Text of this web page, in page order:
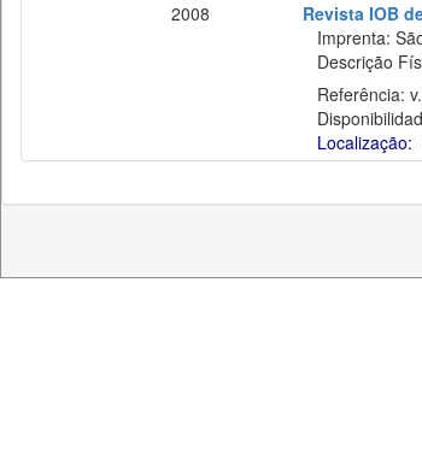
2008
Revista IOB
Imprenta:
Descrição
Referência:
Localização: